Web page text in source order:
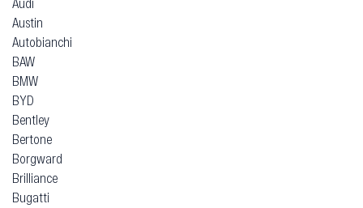
Audi
Austin
Autobianchi
BAW
BMW
BYD
Bentley
Bertone
Borgward
Brilliance
Bugatti